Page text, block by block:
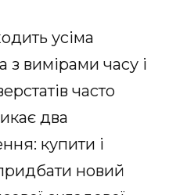
усіма
вимірами часу і
часто
два
купити і
новий